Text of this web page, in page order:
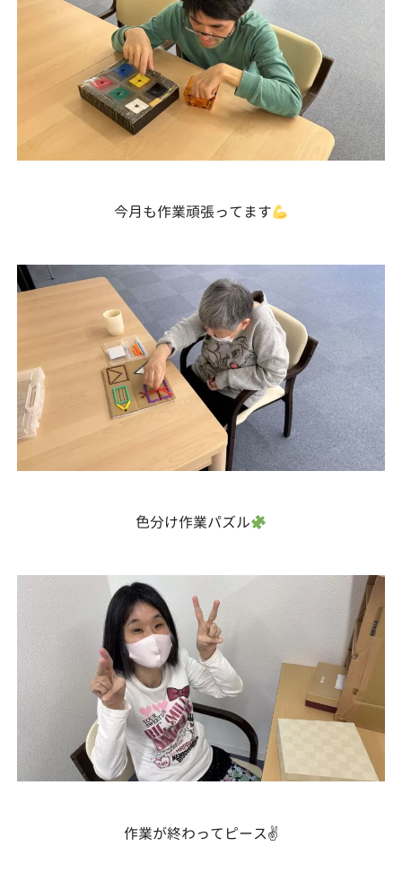
今月も作業頑張ってます
色分け作業パズル
作業が終わってピース✌️